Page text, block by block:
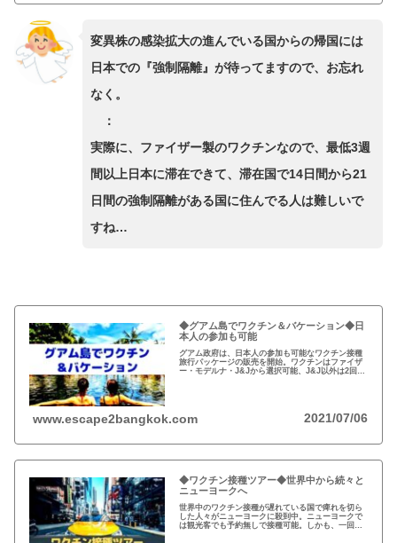
変異株の感染拡大の進んでいる国からの帰国には
日本での『強制隔離』が待ってますので、お忘れ
なく。
：
実際に、ファイザー製のワクチンなので、最低3週
間以上日本に滞在できて、滞在国で14日間から21
日間の強制隔離がある国に住んでる人は難しいで
すね…
◆グアム島でワクチン＆バケーション◆日
本人の参加も可能
グアム政府は、日本人の参加も可能なワクチン接種
旅行パッケージの販売を開始。ワクチンはファイザ
ー・モデルナ・J&Jから選択可能、J&J以外は2回接
www.escape2bangkok.com 2021/07/06
◆ワクチン接種ツアー◆世界中から続々と
ニューヨークへ
世界中のワクチン接種が遅れている国で痺れを切ら
した人々がニューヨークに殺到中。ニューヨークで
は観光客でも予約無しで接種可能。しかも、一回接